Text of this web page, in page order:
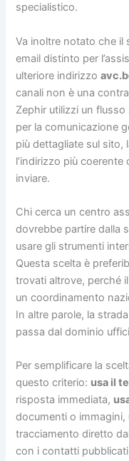
specialistico.
Va inoltre notato che il
email distinto per
ulteriore indirizzo
canali non è una
Zephir utilizzi un
per la comunicazione
più dettagliate sul sito,
l’indirizzo più
inviare.
Chi cerca un centro
dovrebbe partire dalla
usare gli strumenti
Questa scelta è
trovati altrove, perché
un coordinamento
In altre parole, la
passa dal dominio
Per semplificare la
questo criterio: usa il
risposta immediata,
documenti o immagini,
tracciamento diretto
con i contatti